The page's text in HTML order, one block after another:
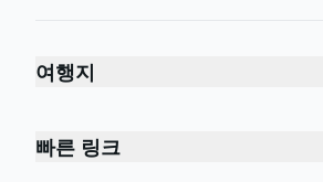
여행지
빠른 링크